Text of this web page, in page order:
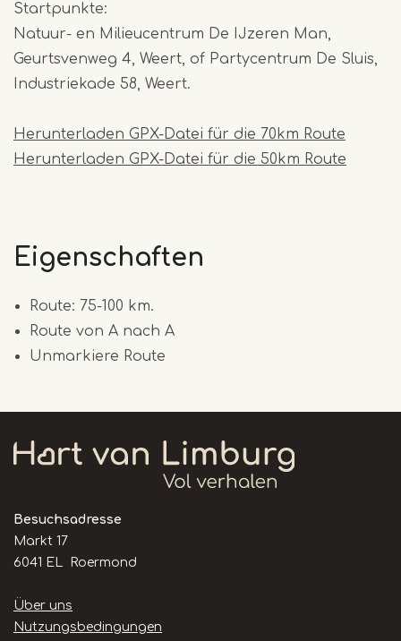
Startpunkte:
Natuur- en Milieucentrum De IJzeren Man,
Geurtsvenweg 4, Weert, of Partycentrum De Sluis,
Industriekade 58, Weert.
Herunterladen GPX-Datei für die 70km Route
Herunterladen GPX-Datei für die 50km Route
Eigenschaften
Route: 75-100 km.
Route von A nach A
Unmarkiere Route
Besuchsadresse
Markt 17
6041 EL Roermond
Handige
links
Über uns
Nutzungsbedingungen